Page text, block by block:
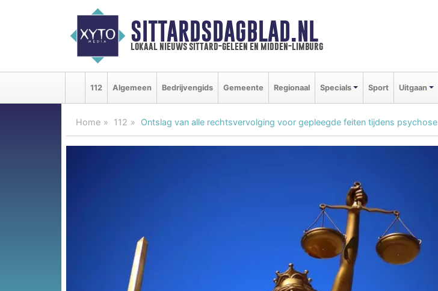
SITTARDSDAGBLAD.NL
lokaal nieuws sittard-geleen en midden-limburg
112 Algemeen Bedrijvengids Gemeente Regionaal Specials Sport Uitgaan
Home 112 Ontslag van alle rechtsvervolging voor gepleegde feiten tijdens psychose